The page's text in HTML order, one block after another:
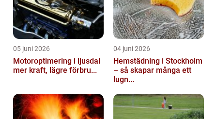
05 juni 2026
Motoroptimering i ljusdal
mer kraft, lägre förbru...
04 juni 2026
Hemstädning i Stockholm
– så skapar många ett
lugn...